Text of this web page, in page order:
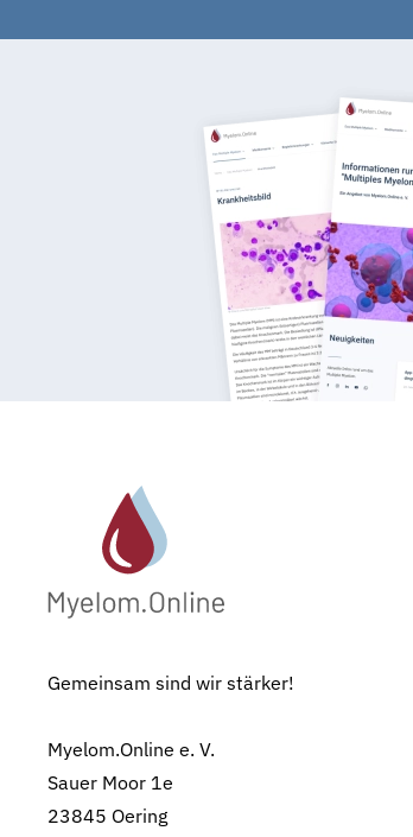
Gemeinsam sind wir stärker!
Myelom.Online e. V.
Sauer Moor 1e
23845 Oering